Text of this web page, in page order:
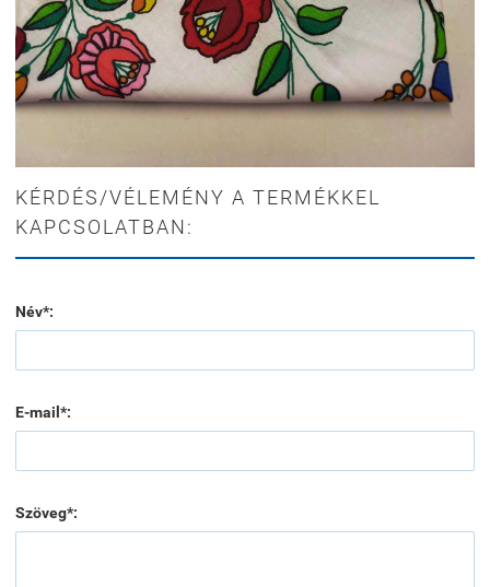
KÉRDÉS/VÉLEMÉNY A TERMÉKKEL
KAPCSOLATBAN:
Név*:
E-mail*:
Szöveg*: